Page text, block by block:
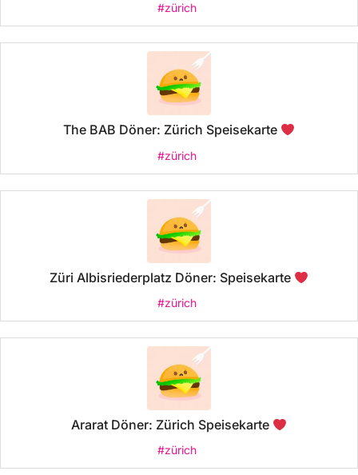
#zürich
The BAB Döner: Zürich Speisekarte
#zürich
Züri Albisriederplatz Döner: Speisekarte
#zürich
Ararat Döner: Zürich Speisekarte
#zürich